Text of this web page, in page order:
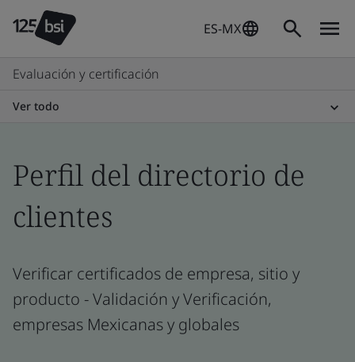
ES-MX
Evaluación y certificación
Ver todo
Perfil del directorio de
clientes
Verificar certificados de empresa, sitio y
producto - Validación y Verificación,
empresas Mexicanas y globales